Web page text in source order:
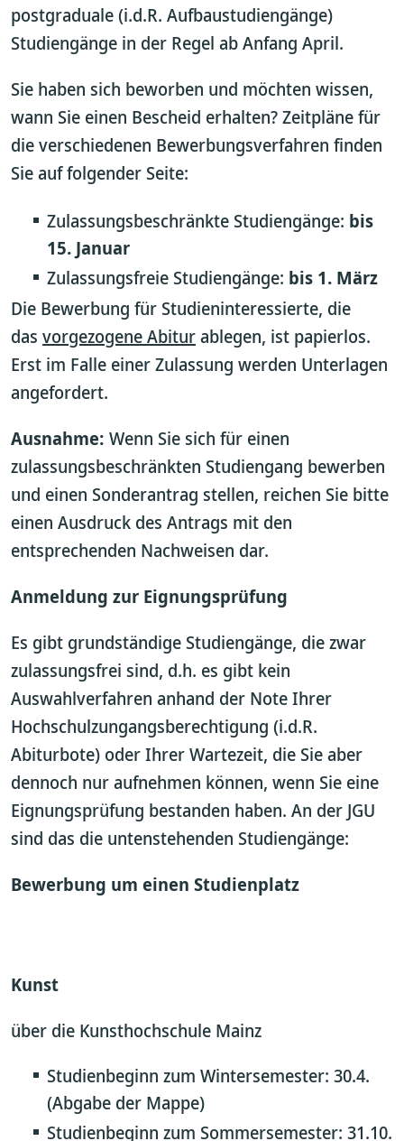
postgraduale (i.d.R. Aufbaustudiengänge)
Studiengänge in der Regel ab Anfang April.
Sie haben sich beworben und möchten wissen,
wann Sie einen Bescheid erhalten? Zeitpläne für
die verschiedenen Bewerbungsverfahren finden
Sie auf folgender Seite:
Zulassungsbeschränkte Studiengänge: bis
15. Januar
Zulassungsfreie Studiengänge: bis 1. März
Die Bewerbung für Studieninteressierte, die
das vorgezogene Abiturablegen, ist papierlos.
Erst im Falle einer Zulassung werden Unterlagen
angefordert.
Ausnahme: Wenn Sie sich für einen
zulassungsbeschränkten Studiengang bewerben
und einen Sonderantrag stellen, reichen Sie bitte
einen Ausdruck des Antrags mit den
entsprechenden Nachweisen dar.
Anmeldung zur Eignungsprüfung
Es gibt grundständige Studiengänge, die zwar
zulassungsfrei sind, d.h. es gibt kein
Auswahlverfahren anhand der Note Ihrer
Hochschulzungangsberechtigung (i.d.R.
Abiturbote) oder Ihrer Wartezeit, die Sie aber
dennoch nur aufnehmen können, wenn Sie eine
Eignungsprüfung bestanden haben. An der JGU
sind das die untenstehenden Studiengänge:
Bewerbung um einen Studienplatz
Kunst
über die Kunsthochschule Mainz
Studienbeginn zum Wintersemester: 30.4.
(Abgabe der Mappe)
Studienbeginn zum Sommersemester: 31.10.